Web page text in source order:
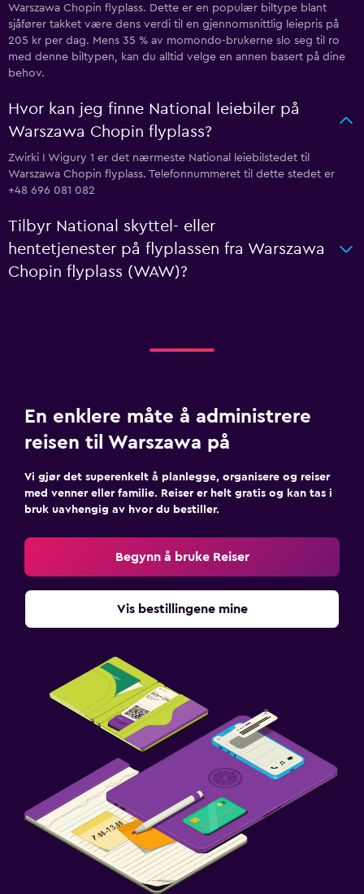
Warszawa Chopin flyplass. Dette er en populær biltype blant
sjåfører takket være dens verdi til en gjennomsnittlig leiepris på
205 kr per dag. Mens 35 % av momondo-brukerne slo seg til ro
med denne biltypen, kan du alltid velge en annen basert på dine
behov.
Hvor kan jeg finne National leiebiler på
Warszawa Chopin flyplass?
Zwirki I Wigury 1 er det nærmeste National leiebilstedet til
Warszawa Chopin flyplass. Telefonnummeret til dette stedet er
+48 696 081 082
Tilbyr National skyttel- eller
hentetjenester på flyplassen fra Warszawa
Chopin flyplass (WAW)?
En enklere måte å administrere
reisen til Warszawa på
Vi gjør det superenkelt å planlegge, organisere og reiser
med venner eller familie. Reiser er helt gratis og kan tas i
bruk uavhengig av hvor du bestiller.
Begynn å bruke Reiser
Vis bestillingene mine